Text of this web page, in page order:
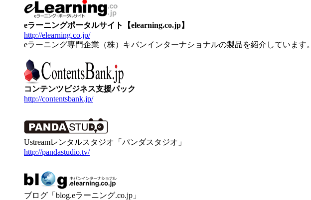
eラーニングポータルサイト【elearning.co.jp】
http://elearning.co.jp/
eラーニング専門企業（株）キバンインターナショナルの製品を紹介しています。
コンテンツビジネス支援パック
http://contentsbank.jp/
Ustreamレンタルスタジオ「パンダスタジオ」
http://pandastudio.tv/
ブログ「blog.eラーニング.co.jp」